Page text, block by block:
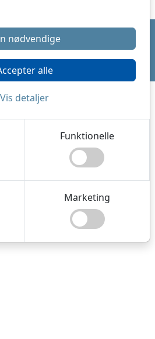
nødvendige
alle
Vis detaljer
Funktionelle
Marketing
cookie valg
®by Flex4Business/ Copyright
A/S
nu